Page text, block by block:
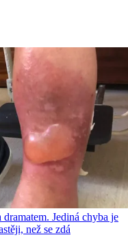
Jediná chyba je
než se zdá